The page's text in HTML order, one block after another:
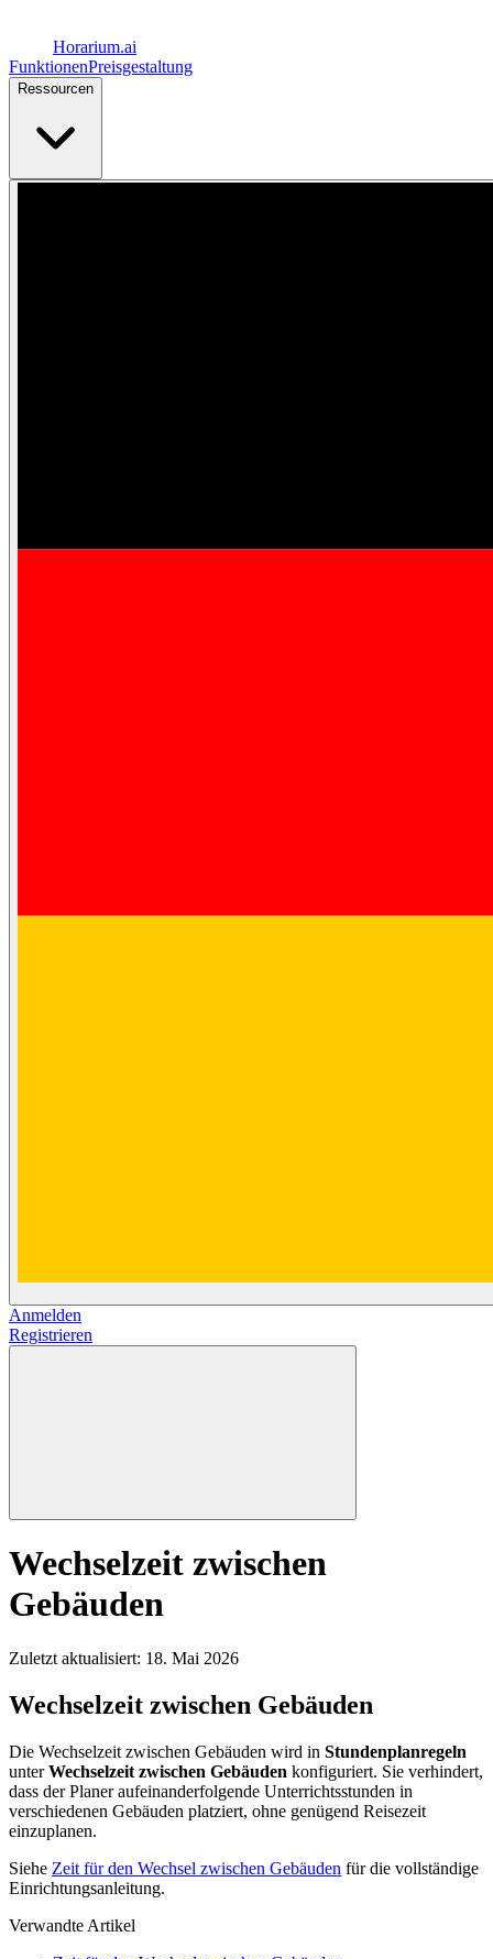
Horarium.ai
FunktionenPreisgestaltung
Ressourcen
Anmelden
Registrieren
Wechselzeit zwischen
Gebäuden
Zuletzt aktualisiert: 18. Mai 2026
Wechselzeit zwischen Gebäuden
Die Wechselzeit zwischen Gebäuden wird in Stundenplanregeln
unterWechselzeit zwischen Gebäuden konfiguriert. Sie verhindert,
dass der Planer aufeinanderfolgende Unterrichtsstunden in
verschiedenen Gebäuden platziert, ohne genügend Reisezeit
einzuplanen.
Siehe Zeit für den Wechsel zwischen Gebäuden für die vollständige
Einrichtungsanleitung.
Verwandte Artikel